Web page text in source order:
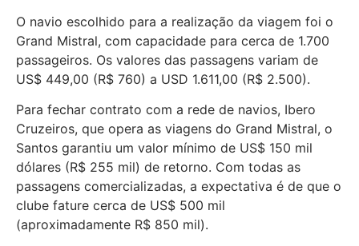
O navio escolhido para a realização da viagem foi o
Grand Mistral, com capacidade para cerca de 1.700
passageiros. Os valores das passagens variam de
US$ 449,00 (R$ 760) a USD 1.611,00 (R$ 2.500).
Para fechar contrato com a rede de navios, Ibero
Cruzeiros, que opera as viagens do Grand Mistral, o
Santos garantiu um valor mínimo de US$ 150 mil
dólares (R$ 255 mil) de retorno. Com todas as
passagens comercializadas, a expectativa é de que o
clube fature cerca de US$ 500 mil
(aproximadamente R$ 850 mil).